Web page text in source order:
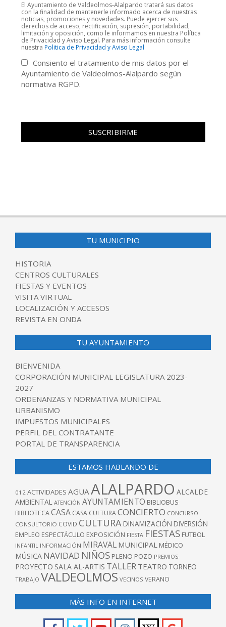
El Ayuntamiento de Valdeolmos-Alalpardo tratará sus datos
con la finalidad de mantenerle informado acerca de nuestras
noticias, promociones y novedades. Puede ejercer sus
derechos de acceso, rectificación, supresión, portabilidad,
limitación y oposición, como le informamos en nuestra Política
de Privacidad y Aviso Legal. Para más información consulte
nuestra Politica de Privacidad y Aviso Legal
Consiento el tratamiento de mis datos por el
Ayuntamiento de Valdeolmos-Alalpardo según
normativa RGPD.
TU MUNICIPIO
HISTORIA
CENTROS CULTURALES
FIESTAS Y EVENTOS
VISITA VIRTUAL
LOCALIZACIÓN Y ACCESOS
REVISTA EN ONDA
TU AYUNTAMIENTO
BIENVENIDA
CORPORACIÓN MUNICIPAL LEGISLATURA 2023-
2027
ORDENANZAS Y NORMATIVA MUNICIPAL
URBANISMO
IMPUESTOS MUNICIPALES
PERFIL DEL CONTRATANTE
PORTAL DE TRANSPARENCIA
ESTAMOS HABLANDO DE
012 ACTIVIDADES AGUA ALALPARDO ALCALDE
AMBIENTAL ATENCIÓN AYUNTAMIENTO BIBLIOBUS
BIBLIOTECACASA CASA CULTURACONCIERTO CONCURSO
CONSULTORIO COVID CULTURA DINAMIZACIÓN DIVERSIÓN
EMPLEO ESPECTÁCULO EXPOSICIÓN FIESTA FIESTAS FUTBOL
INFANTIL INFORMACIÓN MIRAVAL MUNICIPAL MÉDICO
MÚSICA NAVIDAD NIÑOS PLENO POZO PREMIOS
PROYECTO SALA AL-ARTIS TALLER TEATRO TORNEO
TRABAJO VALDEOLMOS VECINOS VERANO
MÁS INFO EN INTERNET